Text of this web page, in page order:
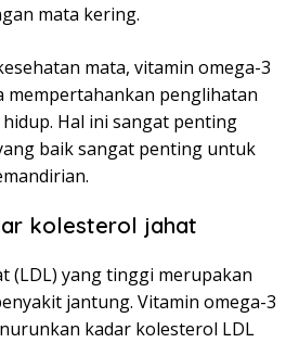
mata kering.
mata, vitamin omega-3
mempertahankan penglihatan
Hal ini sangat penting
baik sangat penting untuk
kolesterol jahat
(LDL) yang tinggi merupakan
jantung. Vitamin omega-3
kadar kolesterol LDL